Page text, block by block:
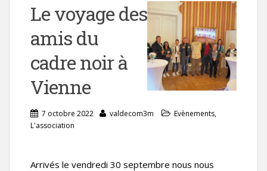
Le voyage des
amis du
cadre noir à
Vienne
7 octobre 2022 valdecom3m Evènements,
L'association
Arrivés le vendredi 30 septembre nous nous